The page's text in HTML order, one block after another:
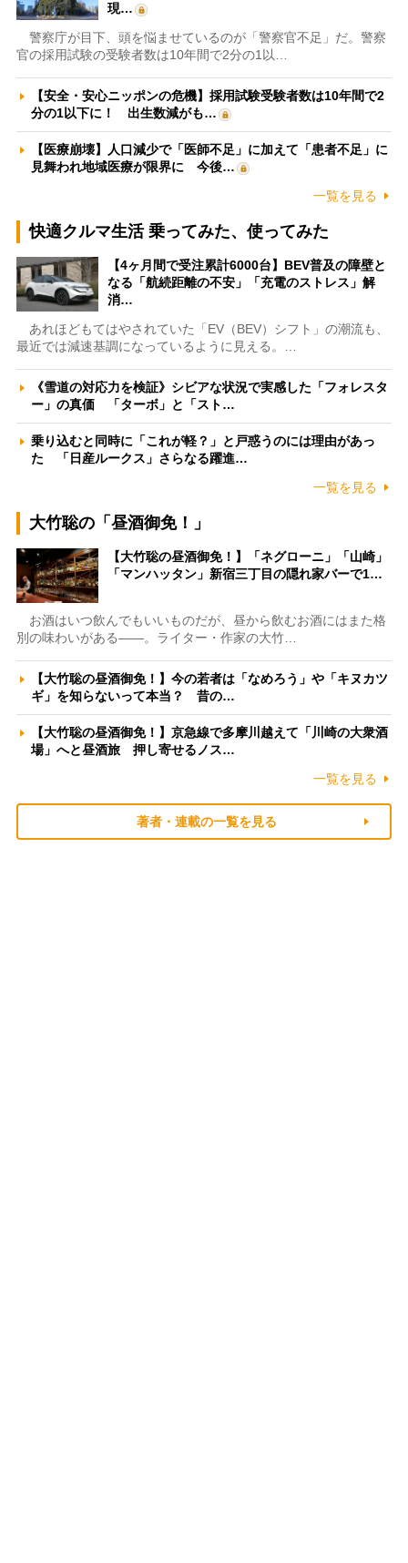
現…
警察庁が目下、頭を悩ませているのが「警察官不足」だ。警察
官の採用試験の受験者数は10年間で2分の1以…
【安全・安心ニッポンの危機】採用試験受験者数は10年間で2
分の1以下に！ 出生数減がも…
【医療崩壊】人口減少で「医師不足」に加えて「患者不足」に
見舞われ地域医療が限界に 今後…
一覧を見る
快適クルマ生活 乗ってみた、使ってみた
【4ヶ月間で受注累計6000台】BEV普及の障壁と
なる「航続距離の不安」「充電のストレス」解
消…
あれほどもてはやされていた「EV（BEV）シフト」の潮流も、
最近では減速基調になっているように見える。…
《雪道の対応力を検証》シビアな状況で実感した「フォレスタ
ー」の真価 「ターボ」と「スト…
乗り込むと同時に「これが軽？」と戸惑うのには理由があっ
た 「日産ルークス」さらなる躍進…
一覧を見る
大竹聡の「昼酒御免！」
【大竹聡の昼酒御免！】「ネグローニ」「山崎」
「マンハッタン」新宿三丁目の隠れ家バーで1…
お酒はいつ飲んでもいいものだが、昼から飲むお酒にはまた格
別の味わいがある――。ライター・作家の大竹…
【大竹聡の昼酒御免！】今の若者は「なめろう」や「キヌカツ
ギ」を知らないって本当？ 昔の…
【大竹聡の昼酒御免！】京急線で多摩川越えて「川崎の大衆酒
場」へと昼酒旅 押し寄せるノス…
一覧を見る
著者・連載の一覧を見る